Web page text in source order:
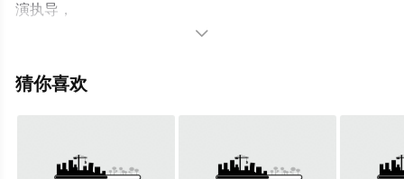
演执导，
删减完整版电影大全就上天堂电影网，更多剧情信息可移

猜你喜欢